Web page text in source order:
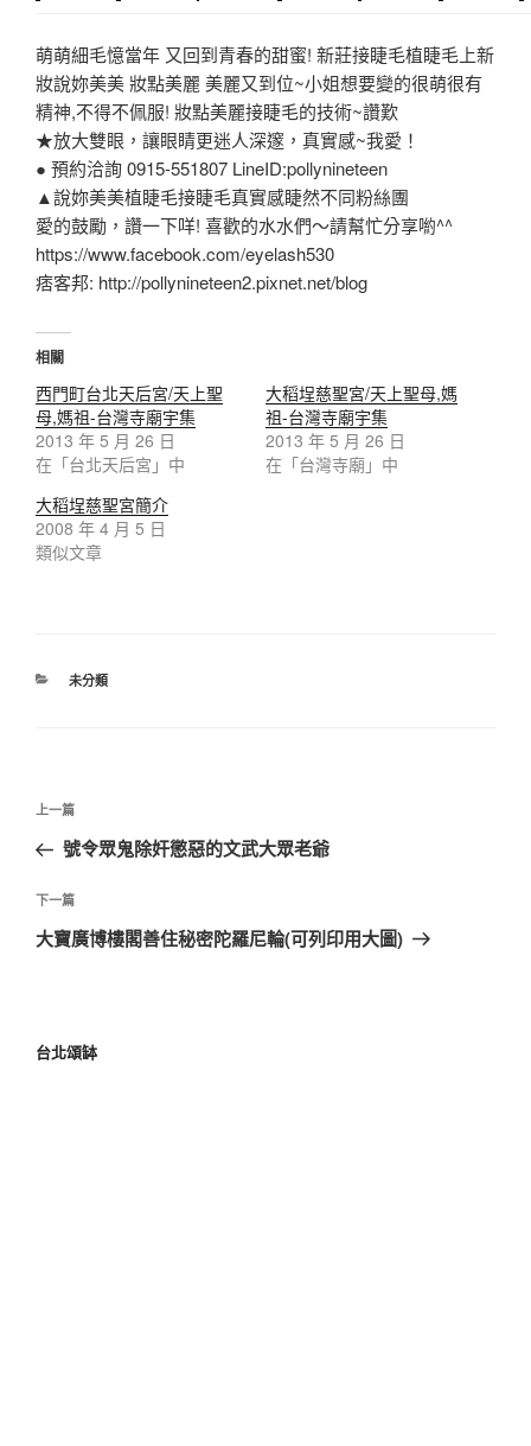
萌萌細毛憶當年 又回到青春的甜蜜! 新莊接睫毛植睫毛上新
妝說妳美美 妝點美麗 美麗又到位~小姐想要變的很萌很有
精神,不得不佩服! 妝點美麗接睫毛的技術~讚歎
★放大雙眼，讓眼睛更迷人深邃，真實感~我愛！
● 預約洽詢 0915-551807 LineID:pollynineteen
▲說妳美美植睫毛接睫毛真實感睫然不同粉絲團
愛的鼓勵，讚一下咩! 喜歡的水水們～請幫忙分享喲^^
https://www.facebook.com/eyelash530
痞客邦: http://pollynineteen2.pixnet.net/blog
相關
西門町台北天后宮/天上聖
母,媽祖-台灣寺廟宇集
2013 年 5 月 26 日
在「台北天后宮」中
大稻埕慈聖宮/天上聖母,媽
祖-台灣寺廟宇集
2013 年 5 月 26 日
在「台灣寺廟」中
大稻埕慈聖宮簡介
2008 年 4 月 5 日
類似文章
未分類
上一篇
號令眾鬼除奸懲惡的文武大眾老爺
下一篇
大寶廣博樓閣善住秘密陀羅尼輪(可列印用大圖)
台北頌缽